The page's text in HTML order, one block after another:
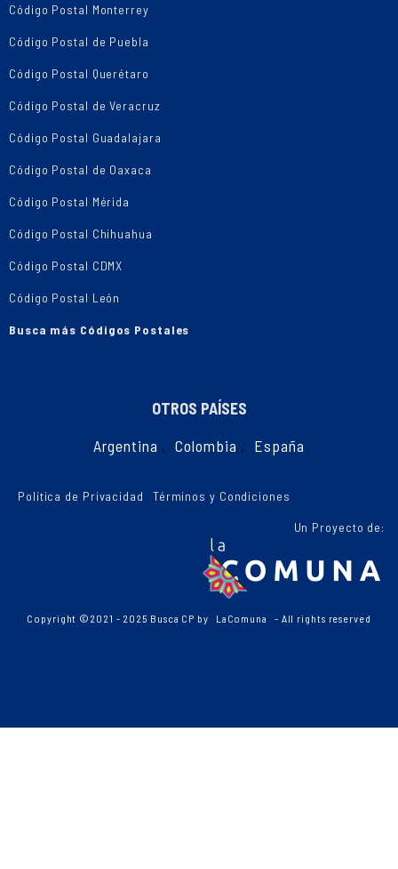
Código Postal Monterrey
Código Postal de Puebla
Código Postal Querétaro
Código Postal de Veracruz
Código Postal Guadalajara
Código Postal de Oaxaca
Código Postal Mérida
Código Postal Chihuahua
Código Postal CDMX
Código Postal León
Busca más Códigos Postales
OTROS PAÍSES
Argentina , Colombia , España
Política de Privacidad Términos y Condiciones
Un Proyecto de:
Copyright ©2021 - 2025 Busca CP by LaComuna - All rights reserved